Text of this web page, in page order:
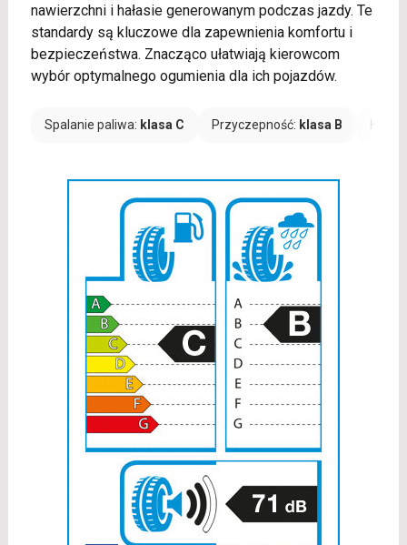
nawierzchni i hałasie generowanym podczas jazdy. Te
standardy są kluczowe dla zapewnienia komfortu i
bezpieczeństwa. Znacząco ułatwiają kierowcom
wybór optymalnego ogumienia dla ich pojazdów.
Spalanie paliwa: klasa C Przyczepność: klasa B